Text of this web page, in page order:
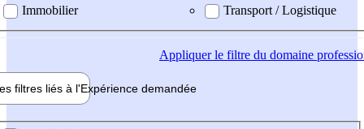
Immobilier
Transport / Logistique
Appliquerle filtre du domaine
filtres liés à l'Expérience demandée